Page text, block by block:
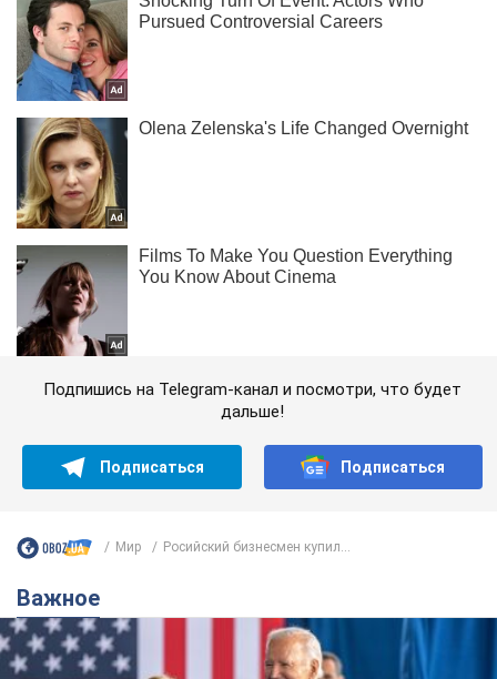
Подпишись на Telegram-канал и посмотри, что будет
дальше!
Подписаться Подписаться
Мир Росийский бизнесмен купил...
Важное